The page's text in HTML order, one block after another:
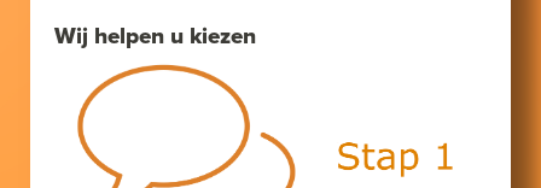
Wij helpen u kiezen